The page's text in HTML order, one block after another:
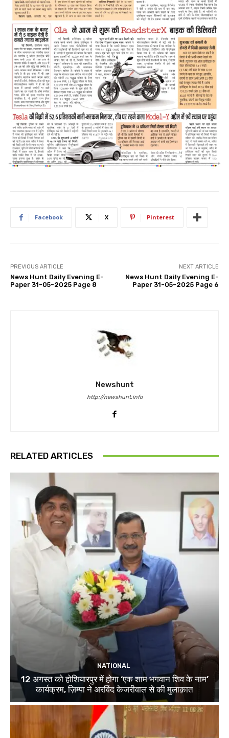
Facebook X Pinterest
PREVIOUS ARTICLE
News Hunt Daily Evening E-
Paper 31-05-2025 Page 8
NEXT ARTICLE
News Hunt Daily Evening E-
Paper 31-05-2025 Page 6
Newshunt
http://newshunt.info
RELATED ARTICLES
NATIONAL
12 अगस्त को होशियारपुर में होगा ‘एक शाम भगवान शिव के नाम’
कार्यक्रम, ज़िम्पा ने अरविंद केजरीवाल से की मुलाक़ात